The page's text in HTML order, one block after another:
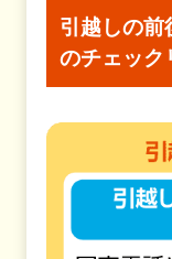
引越しの前
のチェック